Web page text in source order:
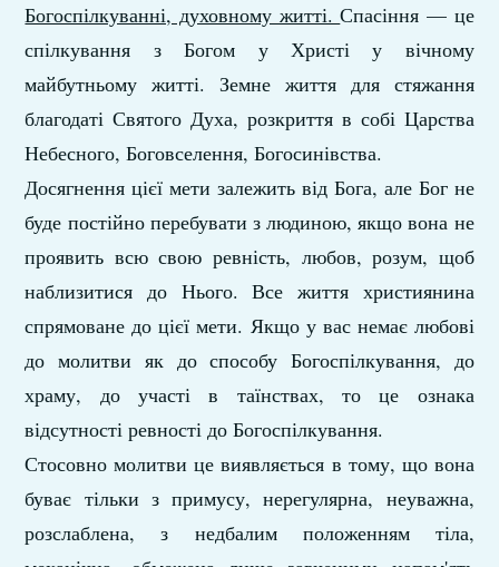
Богоспілкуванні, духовному житті.Спасіння — це
спілкування з Богом у Христі у вічному
майбутньому житті. Земне життя для стяжання
благодаті Святого Духа, розкриття в собі Царства
Небесного, Боговселення, Богосинівства.
Досягнення цієї мети залежить від Бога, але Бог не
буде постійно перебувати з людиною, якщо вона не
проявить всю свою ревність, любов, розум, щоб
наблизитися до Нього. Все життя християнина
спрямоване до цієї мети. Якщо у вас немає любові
до молитви як до способу Богоспілкування, до
храму, до участі в таїнствах, то це ознака
відсутності ревності до Богоспілкування.
Стосовно молитви це виявляється в тому, що вона
буває тільки з примусу, нерегулярна, неуважна,
розслаблена, з недбалим положенням тіла,